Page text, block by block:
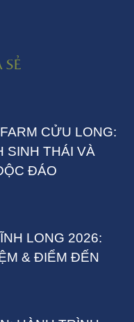
CỬU LONG:
SINH THÁI VÀ
ĐÁO
LONG 2026:
& ĐIỂM ĐẾN